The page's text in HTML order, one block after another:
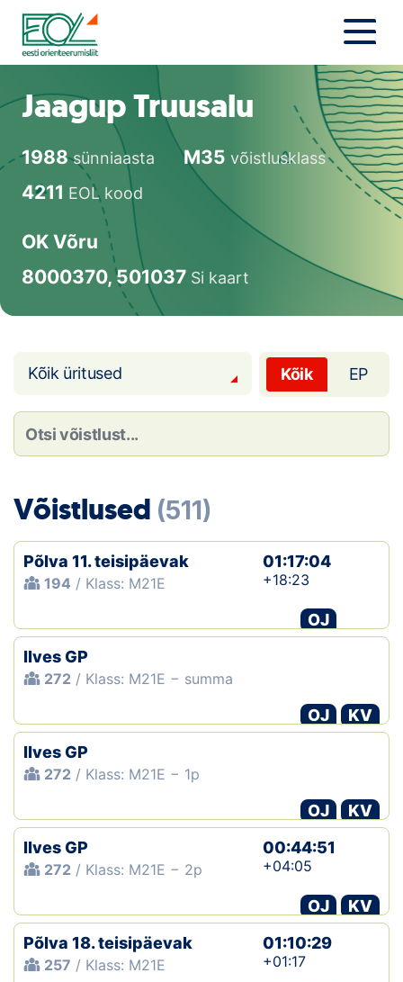
Liigu
sisu
juurde
Estonian Orienteering Federation
Uudised
Orienteerujale
Eesti Orienteerumine 100!
Toetamine
Telli litsents!
Noored
Kaardid
Koondised
Tulemused
Klubid
Suletud maastikud
Püsirajad
Ajalugu
Jaagup Truusalu
1988sünniaasta M35 võistlusklass
4211 EOL kood
OK Võru
8000370, 501037 Si kaart
Kõik üritused Kõik EP
Võistlused (511)
Põlva 11. teisipäevak
194 / Klass: M21E
01:17:04
+18:23
OJ
Ilves GP
272 / Klass: M21E − summa
OJ
KV
Ilves GP
272 / Klass: M21E − 1p
OJ
KV
Ilves GP
272 / Klass: M21E − 2p
00:44:51
+04:05
OJ
KV
Põlva 18. teisipäevak
257 / Klass: M21E
01:10:29
+01:17